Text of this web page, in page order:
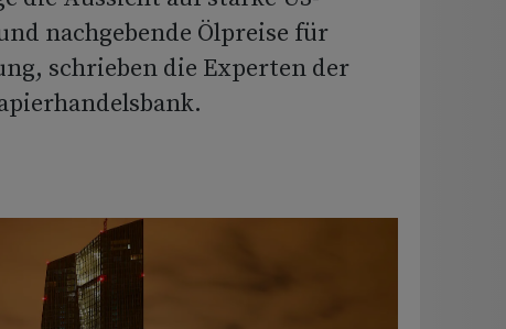
nachgebende Ölpreise für
schrieben die Experten der